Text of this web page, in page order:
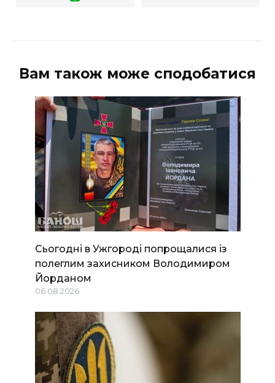
Вам також може сподобатися
Сьогодні в Ужгороді попрощалися із
полеглим захисником Володимиром
Йорданом
06.08.2026